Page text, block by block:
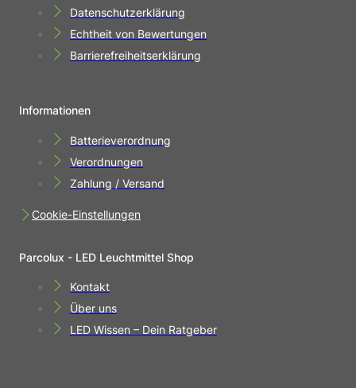
Datenschutzerklärung
Echtheit von Bewertungen
Barrierefreiheitserklärung
Informationen
Batterieverordnung
Verordnungen
Zahlung / Versand
Cookie-Einstellungen
Parcolux - LED Leuchtmittel Shop
Kontakt
Über uns
LED Wissen – Dein Ratgeber